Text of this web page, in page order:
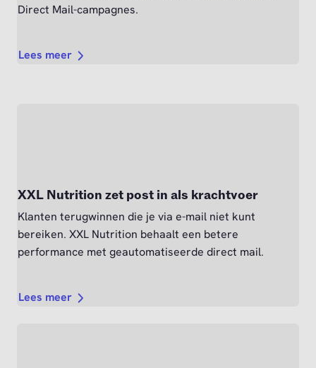
Direct Mail-campagnes.
Lees meer
XXL Nutrition zet post in als krachtvoer
Klanten terugwinnen die je via e-mail niet kunt
bereiken. XXL Nutrition behaalt een betere
performance met geautomatiseerde direct mail.
Lees meer